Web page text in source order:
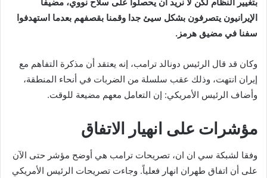
الإيرانيون يتصرفون بشكل سيئ جدا وقمنا بقصفهم بعدما استهدفوا
سفنا في مضيق هرمز.
وكان قد قال الرئيس دونالد ترامب، إنه يعتقد أن مذكرة التفاهم مع
إيران انتهت، وذلك عقب سلسلة من الضربات في أنحاء المنطقة،
وأضاف الرئيس الأمريكي: إن التعامل معهم مضيعة للوقت.
مؤشرات على انهيار الاتفاق
وفقا لشبكة سي ان ان، تصريحات ترامب هي أوضح مؤشر حتى الآن
على أن اتفاق طهران انهار فعلياً. وجاءت تصريحات الرئيس الأمريكي